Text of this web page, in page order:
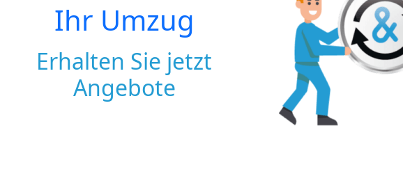
Ihr Umzug
Erhalten Sie jetzt
Angebote